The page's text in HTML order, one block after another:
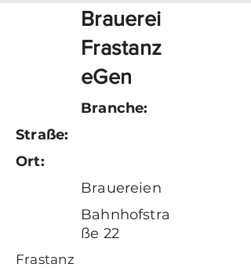
Brauerei
Frastanz
eGen
Branche:
Straße:
Ort:
Brauereien
Bahnhofstra
ße 22
Frastanz